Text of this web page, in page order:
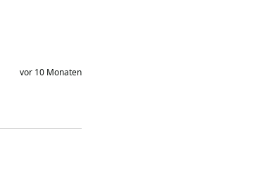
vor 10 Monaten